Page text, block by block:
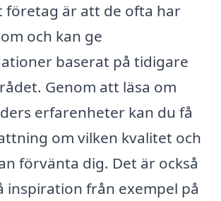
företag är att de ofta har
och kan ge
baserat på tidigare
Genom att läsa om
erfarenheter kan du få
om vilken kvalitet och
förvänta dig. Det är också
inspiration från exempel på